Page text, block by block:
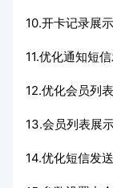
10.开卡记录展
11.优化通知短
12.优化会员列
13.会员列表展
14.优化短信发